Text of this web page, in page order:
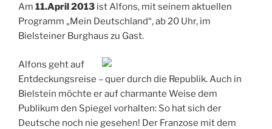
Am 11.April 2013 ist Alfons, mit seinem aktuellen
Programm „Mein Deutschland“, ab 20 Uhr, im
Bielsteiner Burghaus zu Gast.
Alfons geht auf
Entdeckungsreise – quer durch die Republik. Auch in
Bielstein möchte er auf charmante Weise dem
Publikum den Spiegel vorhalten: So hat sich der
Deutsche noch nie gesehen! Der Franzose mit dem